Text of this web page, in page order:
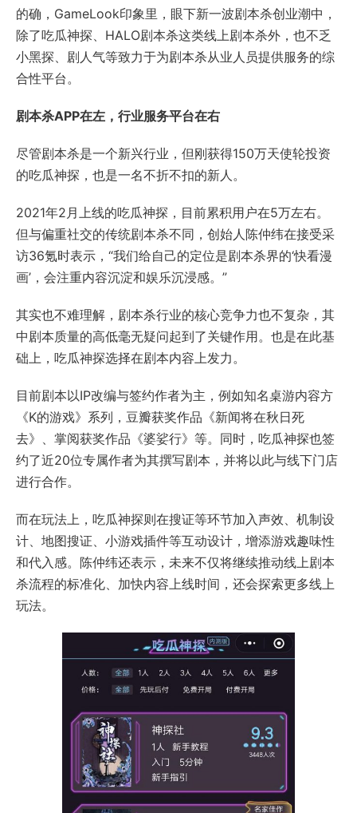
的确，GameLook印象里，眼下新一波剧本杀创业潮中，
除了吃瓜神探、HALO剧本杀这类线上剧本杀外，也不乏
小黑探、剧人气等致力于为剧本杀从业人员提供服务的综
合性平台。
剧本杀APP在左，行业服务平台在右
尽管剧本杀是一个新兴行业，但刚获得150万天使轮投资
的吃瓜神探，也是一名不折不扣的新人。
2021年2月上线的吃瓜神探，目前累积用户在5万左右。
但与偏重社交的传统剧本杀不同，创始人陈仲纬在接受采
访36氪时表示，“我们给自己的定位是剧本杀界的‘快看漫
画’，会注重内容沉淀和娱乐沉浸感。”
其实也不难理解，剧本杀行业的核心竞争力也不复杂，其
中剧本质量的高低毫无疑问起到了关键作用。也是在此基
础上，吃瓜神探选择在剧本内容上发力。
目前剧本以IP改编与签约作者为主，例如知名桌游内容方
《K的游戏》系列，豆瓣获奖作品《新闻将在秋日死
去》、掌阅获奖作品《婆娑行》等。同时，吃瓜神探也签
约了近20位专属作者为其撰写剧本，并将以此与线下门店
进行合作。
而在玩法上，吃瓜神探则在搜证等环节加入声效、机制设
计、地图搜证、小游戏插件等互动设计，增添游戏趣味性
和代入感。陈仲纬还表示，未来不仅将继续推动线上剧本
杀流程的标准化、加快内容上线时间，还会探索更多线上
玩法。